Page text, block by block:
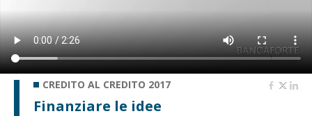
CREDITO AL CREDITO 2017
Finanziare le idee